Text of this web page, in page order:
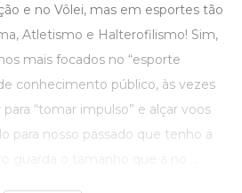
e no Vôlei, mas em esportes tão
Atletismo e Halterofilismo! Sim,
mais focados no “esporte
conhecimento público, às vezes
“tomar impulso” e alçar voos
para nosso passado que tenho a